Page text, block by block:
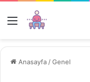
Menü
Anasayfa /Genel